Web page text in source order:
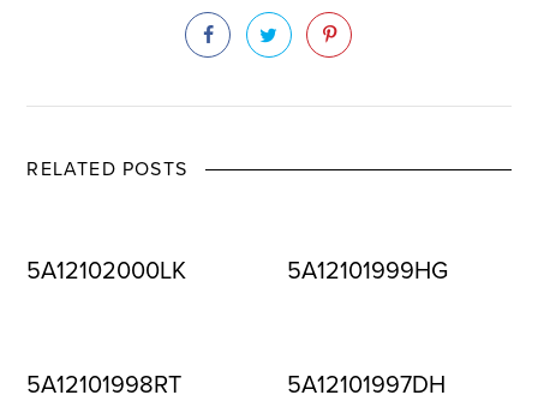
RELATED POSTS
5A12102000LK 5A12101999HG
5A12101998RT 5A12101997DH